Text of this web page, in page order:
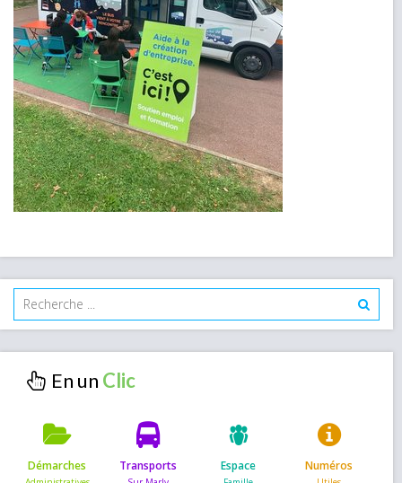
En un
Démarches Transports Espace Numéros